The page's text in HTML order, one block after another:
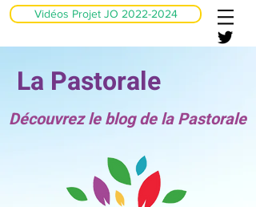
Vidéos Projet JO 2022-2024
La Pastorale
Découvrez le blog de la Pastorale